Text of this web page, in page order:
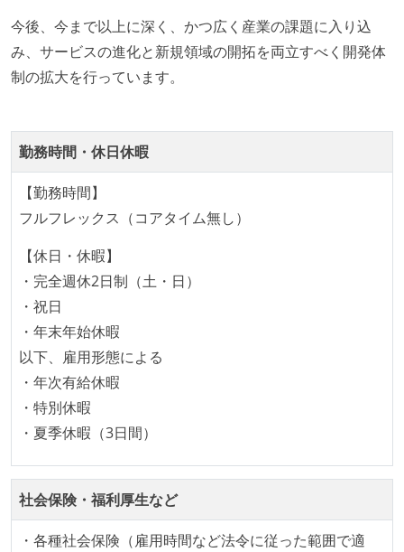
ユーザーのニーズや課題を理解するために、開発チー
ムのメンバーが、ユーザーインタビューに参加してい
る
や、古くなったツールのリプレイスプロジェクトがボ
トムアップで実施されたことがある
OS やエディタ、IDE といった個人の環境は、各自の責
任で好きなものを使うことができる
参加している
タスクの見積もりは、実装を担当するメンバーが中心
となって行う
全体のスケジュール管理は、途中の成果を随時確認し
ながら、納期または盛り込む機能を柔軟に調整する形
で行う
プロダクトの開発言語やフレームワークなど主要な構
成技術は、基本的に最新版より1年以上ビハインドし
ていない
コード品質向上のための取り組み
本番にデプロイされるコードには、全てコードレビュ
今後、今まで以上に深く、かつ広く産業の課題に入り込
み、サービスの進化と新規領域の開拓を両立すべく開発体
制の拡大を行っています。
勤務時間・休日休暇
【勤務時間】
フルフレックス（コアタイム無し）
【休日・休暇】
・完全週休2日制（土・日）
・祝日
・年末年始休暇
以下、雇用形態による
・年次有給休暇
・特別休暇
・夏季休暇（3日間）
社会保険・福利厚生など
・各種社会保険（雇用時間など法令に従った範囲で適